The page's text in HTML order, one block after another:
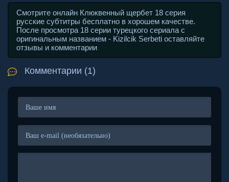
Смотрите онлайн Клюквенный щербет 18 серия
русские субтитры бесплатно в хорошем качестве.
После просмотра 18 серии турецкого сериала с
оригинальным названием - Kizilcik Serbeti оставляйте
отзывы и комментарии
Комментарии (1)